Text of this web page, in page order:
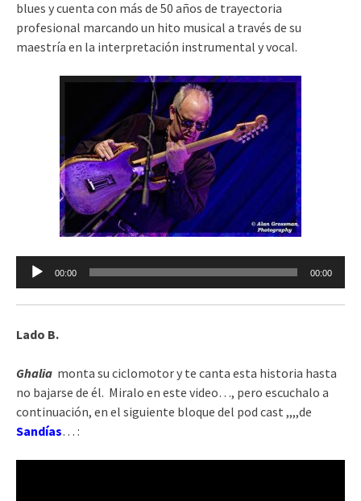
blues y cuenta con más de 50 años de trayectoria
profesional marcando un hito musical a través de su
maestría en la interpretación instrumental y vocal.
Reproductor
de
audio
00:00 00:00
Lado B.
Ghalia monta su ciclomotor y te canta esta historia hasta
no bajarse de él. Miralo en este video…, pero escuchalo a
continuación, en el siguiente bloque del pod cast ,,,,de
Sandías… :